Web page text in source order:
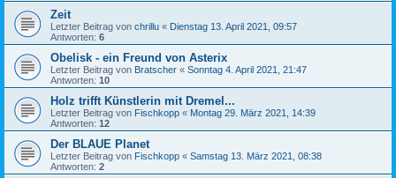
Zeit
Letzter Beitrag von chrillu « Dienstag 13. April 2021, 09:57
Antworten: 6
Obelisk - ein Freund von Asterix
Letzter Beitrag von Bratscher « Sonntag 4. April 2021, 21:47
Antworten: 10
Holz trifft Künstlerin mit Dremel...
Letzter Beitrag von Fischkopp « Montag 29. März 2021, 14:39
Antworten: 12
Der BLAUE Planet
Letzter Beitrag von Fischkopp « Samstag 13. März 2021, 08:38
Antworten: 2